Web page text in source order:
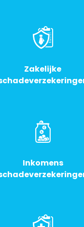
Zakelijke
Inkomens